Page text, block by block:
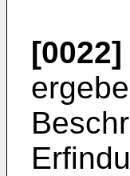
[0022]